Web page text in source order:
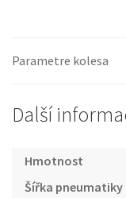
Parametre kolesa
Další
Hmotnost
Šířka pneumatiky